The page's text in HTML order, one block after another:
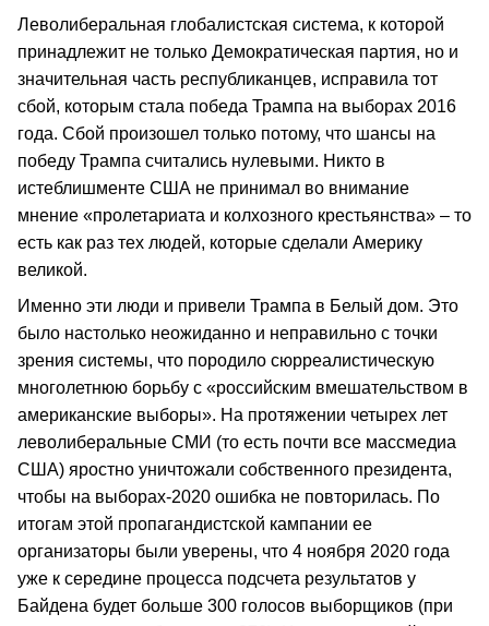
Леволиберальная глобалистская система, к которой
принадлежит не только Демократическая партия, но и
значительная часть республиканцев, исправила тот
сбой, которым стала победа Трампа на выборах 2016
года. Сбой произошел только потому, что шансы на
победу Трампа считались нулевыми. Никто в
истеблишменте США не принимал во внимание
мнение «пролетариата и колхозного крестьянства» – то
есть как раз тех людей, которые сделали Америку
великой.
Именно эти люди и привели Трампа в Белый дом. Это
было настолько неожиданно и неправильно с точки
зрения системы, что породило сюрреалистическую
многолетнюю борьбу с «российским вмешательством в
американские выборы». На протяжении четырех лет
леволиберальные СМИ (то есть почти все массмедиа
США) яростно уничтожали собственного президента,
чтобы на выборах-2020 ошибка не повторилась. По
итогам этой пропагандистской кампании ее
организаторы были уверены, что 4 ноября 2020 года
уже к середине процесса подсчета результатов у
Байдена будет больше 300 голосов выборщиков (при